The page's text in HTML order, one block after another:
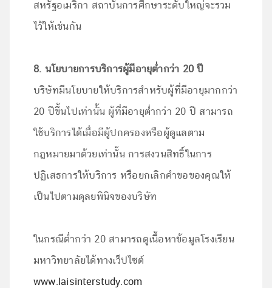
สหรัฐอเมริกา สถาบันการศึกษาระดับใหญ่จะรวม
ไว้ให้เช่นกัน
8. นโยบายการบริการผู้มีอายุต่ำกว่า 20 ปี
บริษัทมีนโยบายให้บริการสำหรับผู้ที่มีอายุมากกว่า
20 ปีขึ้นไปเท่านั้น ผู้ที่มีอายุต่ำกว่า 20 ปี สามารถ
ใช้บริการได้เมื่อมีผู้ปกครองหรือผู้ดูแลตาม
กฎหมายมาด้วยเท่านั้น การสงวนสิทธิ์ในการ
ปฏิเสธการให้บริการ หรือยกเลิกคำขอของคุณให้
เป็นไปตามดุลยพินิจของบริษัท
ในกรณีต่ำกว่า 20 สามารถดูเนื้อหาข้อมูลโรงเรียน
มหาวิทยาลัยได้ทางเว็ปไซต์
www.laisinterstudy.com